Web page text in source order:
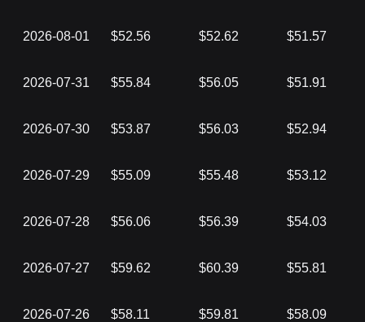
2026-08-01 $52.56 $52.62 $51.57
2026-07-31 $55.84 $56.05 $51.91
2026-07-30 $53.87 $56.03 $52.94
2026-07-29 $55.09 $55.48 $53.12
2026-07-28 $56.06 $56.39 $54.03
2026-07-27 $59.62 $60.39 $55.81
2026-07-26 $58.11 $59.81 $58.09